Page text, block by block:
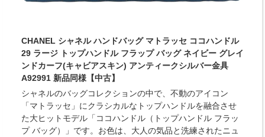
CHANEL シャネル ハンドバッグ マトラッセ ココハンドル
29 ラージ トップハンドル フラップ バッグ ネイビー グレイ
ンドカーフ(キャビアスキン) アンティークシルバー金具
A92991 新品同様【中古】
シャネルのバッグコレクションの中で、不動のアイコン
「マトラッセ」にクラシカルなトップハンドルを融合させ
た大ヒットモデル「ココハンドル（トップハンドル フラッ
プ バッグ）」です。お色は、大人の気品と洗練されたニュ